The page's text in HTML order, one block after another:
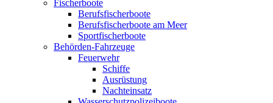
Fischerboote
Berufsfischerboote
Berufsfischerboote am Meer
Sportfischerboote
Behörden-Fahrzeuge
Feuerwehr
Schiffe
Ausrüstung
Nachteinsatz